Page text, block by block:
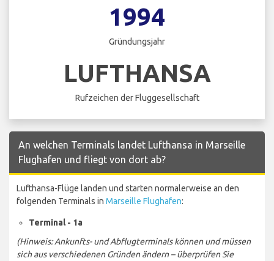
1994
Gründungsjahr
LUFTHANSA
Rufzeichen der Fluggesellschaft
An welchen Terminals landet Lufthansa in Marseille
Flughafen und fliegt von dort ab?
Lufthansa-Flüge landen und starten normalerweise an den
folgenden Terminals in Marseille Flughafen:
Terminal - 1a
(Hinweis: Ankunfts- und Abflugterminals können und müssen
sich aus verschiedenen Gründen ändern – überprüfen Sie